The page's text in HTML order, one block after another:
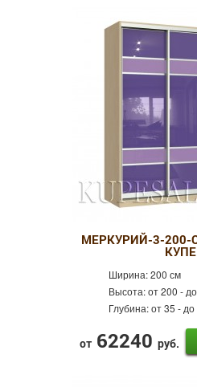
МЕРКУРИЙ-3-
КУПЕ
Ширина:200 см
Высота:от 200 -
Глубина:от 35 -
от 62240 руб.